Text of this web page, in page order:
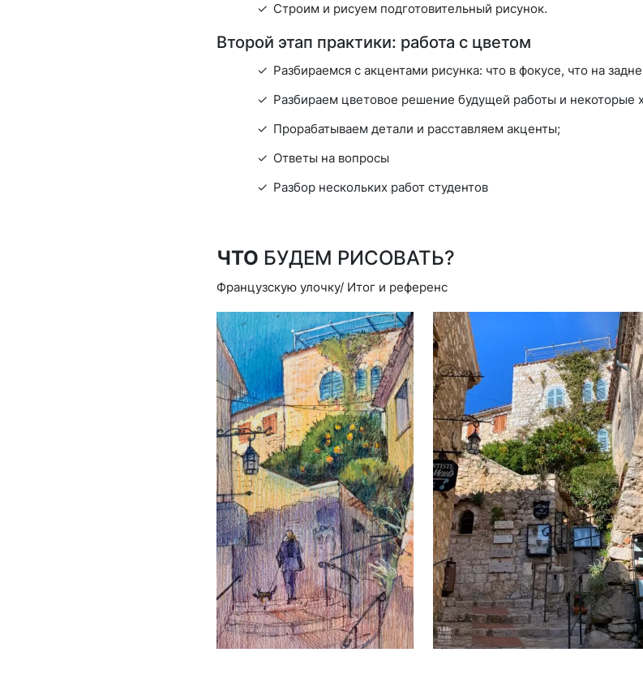
Строим и рисуем подготовительный рисунок.
Второй этап практики: работа с цветом
Разбираемся с акцентами рисунка: что в фокусе, что на
Разбираем цветовое решение будущей работы и некоторые
Прорабатываем детали и расставляем акценты;
Ответы на вопросы
Разбор нескольких работ студентов
ЧТО БУДЕМ РИСОВАТЬ?
Французскую улочку/ Итог и референс